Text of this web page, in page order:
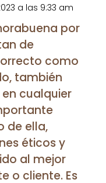
a las 9:33 am
por
de
como
también
cualquier
de ella,
éticos y
al mejor
o cliente. Es